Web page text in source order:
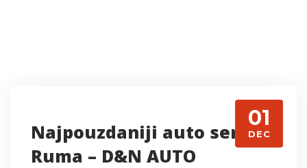
01
DEC
Najpouzdaniji auto servis
Ruma – D&N AUTO